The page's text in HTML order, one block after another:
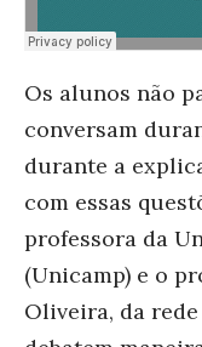
Os alunos não
conversam
durante a
com essas
professora da
(Unicamp) e o
Oliveira, da